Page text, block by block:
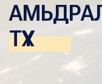
ТҮҮХ